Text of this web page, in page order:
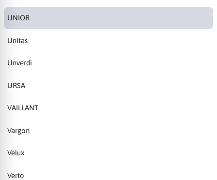
UNIOR
Unitas
Unverdi
URSA
VAILLANT
Vargon
Velux
Verto